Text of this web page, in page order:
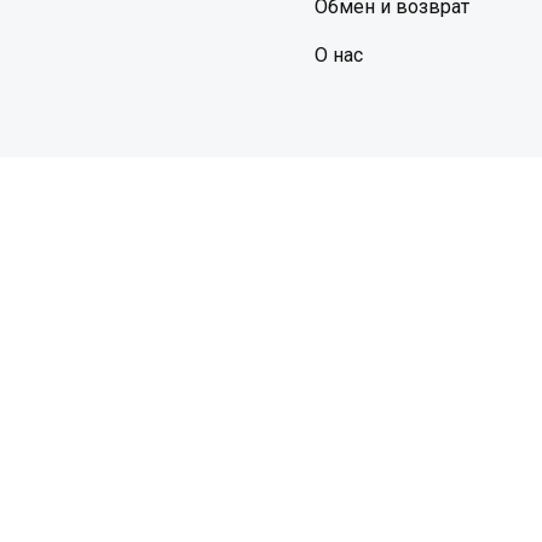
Обмен и возврат
О нас